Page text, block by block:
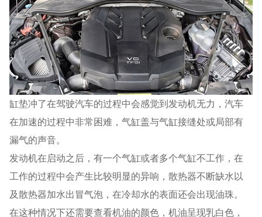
缸垫冲了在驾驶汽车的过程中会感觉到发动机无力，汽车
在加速的过程中非常困难，气缸盖与气缸接缝处或局部有
漏气的声音。
发动机在启动之后，有一个气缸或者多个气缸不工作，在
工作的过程中会产生比较明显的异响，散热器不断缺水以
及散热器加水出冒气泡，在冷却水的表面还会出现油珠。
在这种情况下还需要查看机油的颜色，机油呈现乳白色，